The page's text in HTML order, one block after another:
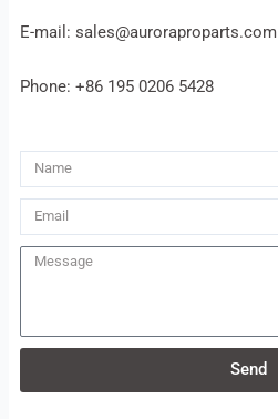
E-mail: sales@auroraproparts.com
Phone: +86 195 0206 5428
Name
Email
Message
Send